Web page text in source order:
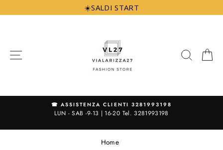
direttamente
☀️SALDI START
☎ ASSISTENZA CLIENTI 3281993198
LUN - SAB -9-13 | 16-20 Tel. 3281993198
Home/